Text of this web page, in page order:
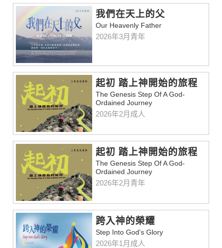
我們在天上的父
Our Heavenly Father
2026年3月青年
起初 踏上神開始的旅程
The Genesis Step Of A God-
Ordained Journey
2026年2月成人
起初 踏上神開始的旅程
The Genesis Step Of A God-
Ordained Journey
2026年2月青年
跨入神的榮耀
Step Into God's Glory
2026年1月成人